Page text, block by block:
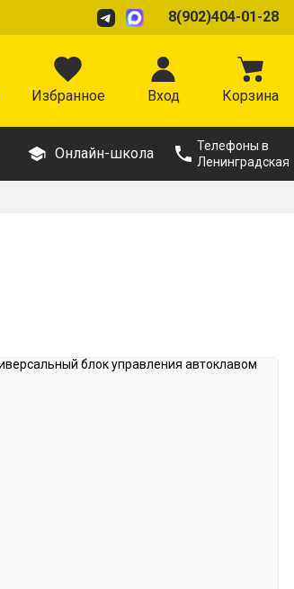
8(902)404-01-28
Избранное Вход Корзина
Онлайн-школа
Телефоны в
Ленинградская